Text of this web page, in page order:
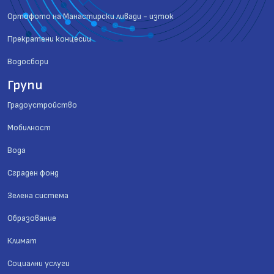
Ортофото на Манастирски ливади - изток
Прекратени концесии
Водосбори
Групи
Градоустройство
Мобилност
Вода
Сграден фонд
Зелена система
Образование
Климат
Социални услуги